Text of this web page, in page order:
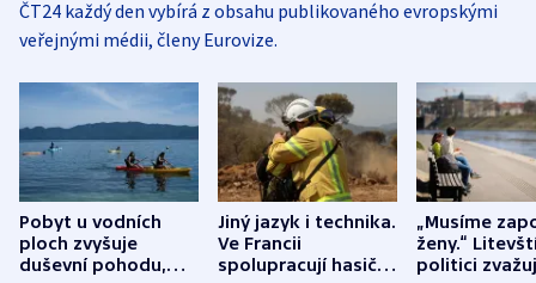
ČT24 každý den vybírá z obsahu publikovaného evropskými
veřejnými médii, členy Eurovize.
Pobyt u vodních
ploch zvyšuje
duševní pohodu,
Jiný jazyk i technika.
Ve Francii
spolupracují hasiči z
„Musíme
ženy.“
politici